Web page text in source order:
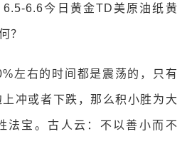
6.6今日黄金TD美原油纸黄
？
左右的时间都是震荡的，只有
冲或者下跌，那么积小胜为大
法宝。古人云：不以善小而不